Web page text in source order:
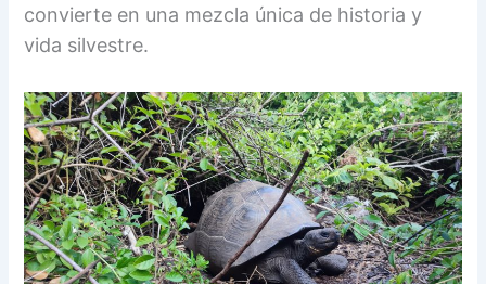
convierte en una mezcla única de historia y
vida silvestre.